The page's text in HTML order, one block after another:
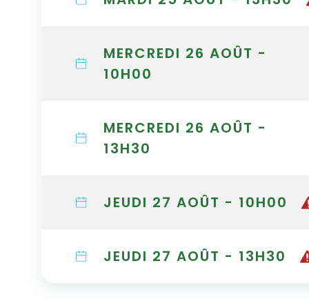
MERCREDI 26 AOÛT -
10H00
MERCREDI 26 AOÛT -
13H30
JEUDI 27 AOÛT - 10H00
JEUDI 27 AOÛT - 13H30